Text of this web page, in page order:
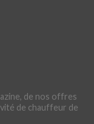
de nos offres
de chauffeur de